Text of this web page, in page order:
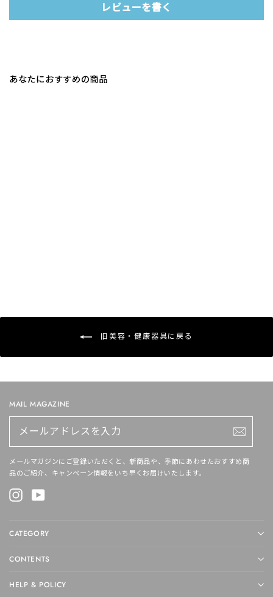
レビューを書く
あなたにおすすめの商品
旧美容・健康器具に戻る
MAIL MAGAZINE
ア
ス
入
力
メールマガジンにご登録いただくと、新商品や、季節にあわせたおすすめ商
品のご紹介、キャンペーン情報をいち早くお届けいたします。
Instagram
CATEGORY
CONTENTS
HELP & POLICY